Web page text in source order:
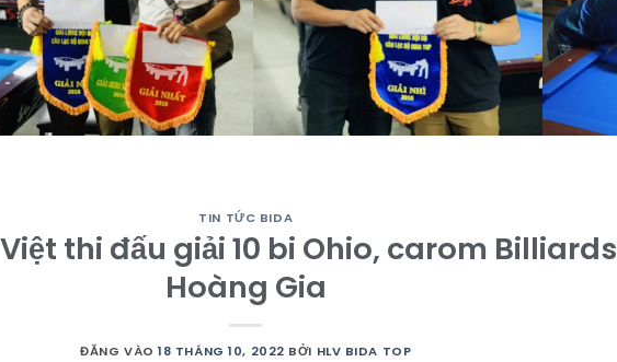
TIN TỨC BIDA
thi đấu giải 10 bi Ohio, carom Billiards
Hoàng Gia
ĐĂNG VÀO18 THÁNG 10, 2022 BỞI HLV BIDA TOP